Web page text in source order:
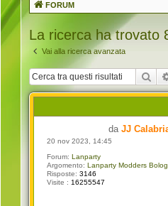
FORUM
La ricerca ha trovato
Vai alla ricerca avanzata
daJJ
20 nov 2023, 14:45
Forum: Lanparty
Argomento: Lanparty Modders
Risposte: 3146
Visite : 16255547